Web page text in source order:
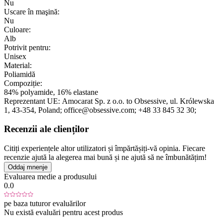
Nu
Uscare în maşină:
Nu
Culoare:
Alb
Potrivit pentru:
Unisex
Material:
Poliamidă
Compoziție:
84% polyamide, 16% elastane
Reprezentant UE: Amocarat Sp. z o.o. to Obsessive, ul. Królewska
1 , 43-354, Poland; office@obsessive.com; +48 33 845 32 30;
Recenzii ale clienților
Citiți experiențele altor utilizatori și împărtășiți-vă opinia. Fiecare
recenzie ajută la alegerea mai bună și ne ajută să ne îmbunătățim!
Oddaj mnenje
Evaluarea medie a produsului
0.0
pe baza tuturor evaluărilor
Nu există evaluări pentru acest produs